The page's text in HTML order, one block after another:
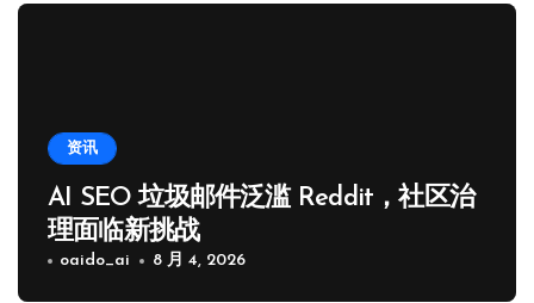
资讯
AI SEO 垃圾邮件泛滥 Reddit，社区治
理面临新挑战
oaido_ai 8 月 4, 2026